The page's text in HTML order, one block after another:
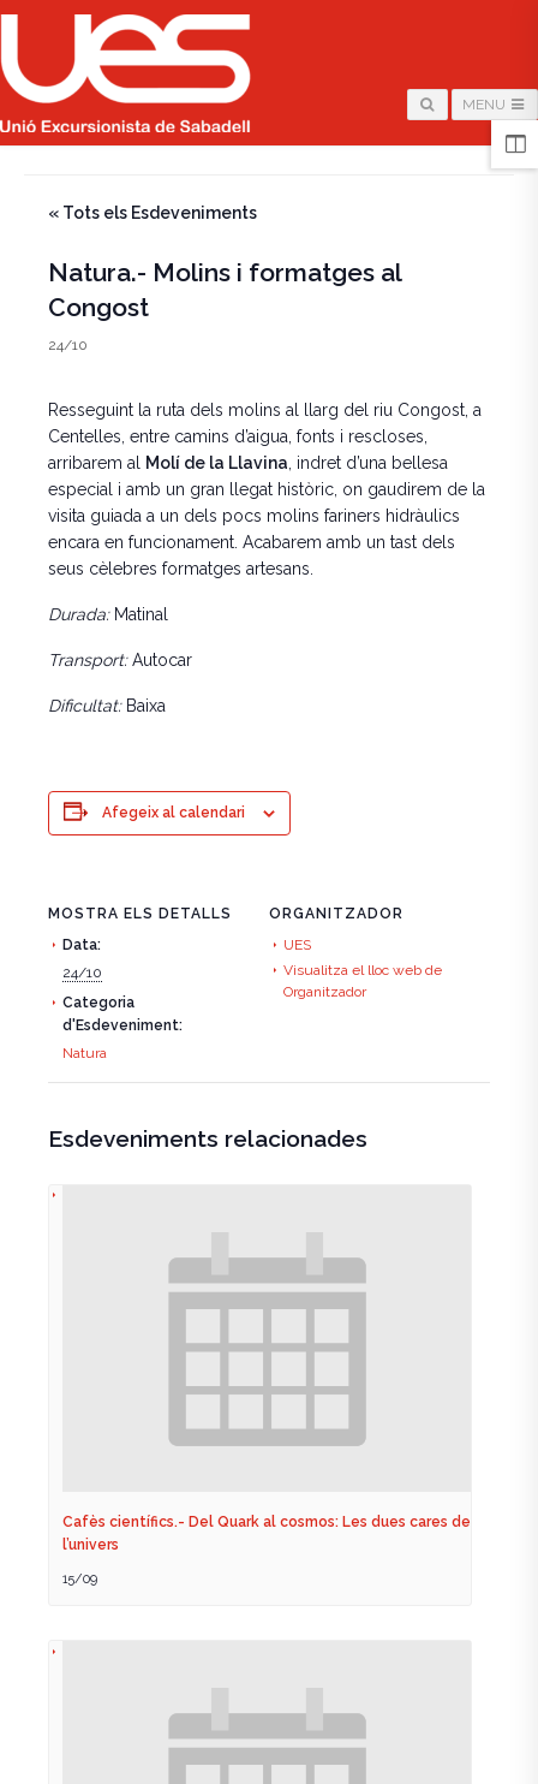
MENU
« Tots els Esdeveniments
Natura.- Molins i formatges al
Congost
24/10
Resseguint la ruta dels molins al llarg del riu Congost, a
Centelles, entre camins d’aigua, fonts i rescloses,
arribarem al
Molí de la Llavina , indret d’una bellesa
especial i amb un gran llegat històric, on gaudirem de la
visita guiada a un dels pocs molins fariners hidràulics
encara en funcionament. Acabarem amb un tast dels
seus cèlebres formatges artesans.
Durada:Matinal
Transport:Autocar
Dificultat: Baixa
Afegeix al calendari
MOSTRA ELS DETALLS
Data:
24/10
Categoria
d'Esdeveniment:
Natura
ORGANITZADOR
UES
Visualitza el lloc web de
Organitzador
Esdeveniments relacionades
Cafès científics.- Del Quark al cosmos: Les dues cares de
l’univers
15/09